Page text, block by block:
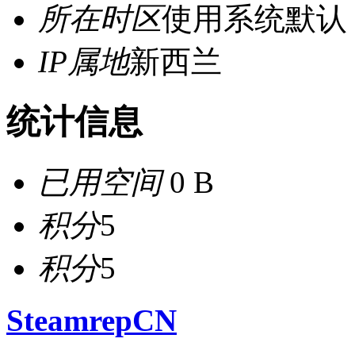
所在时区使用系统默认
IP属地新西兰
统计信息
已用空间0 B
积分5
积分5
SteamrepCN